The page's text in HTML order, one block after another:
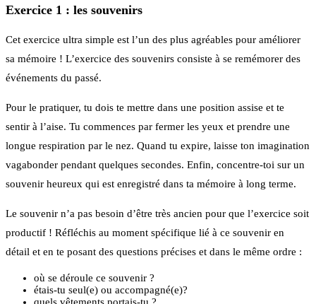
Exercice 1 : les souvenirs
Cet exercice ultra simple est l’un des plus agréables pour améliorer
sa mémoire ! L’exercice des souvenirs consiste à se remémorer des
événements du passé.
Pour le pratiquer, tu dois te mettre dans une position assise et te
sentir à l’aise. Tu commences par fermer les yeux et prendre une
longue respiration par le nez. Quand tu expire, laisse ton imagination
vagabonder pendant quelques secondes. Enfin, concentre-toi sur un
souvenir heureux qui est enregistré dans ta mémoire à long terme.
Le souvenir n’a pas besoin d’être très ancien pour que l’exercice soit
productif ! Réfléchis au moment spécifique lié à ce souvenir en
détail et en te posant des questions précises et dans le même ordre :
où se déroule ce souvenir ?
étais-tu seul(e) ou accompagné(e)?